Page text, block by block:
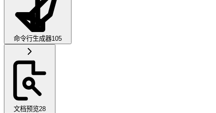
命令行生成器105
文档预览28